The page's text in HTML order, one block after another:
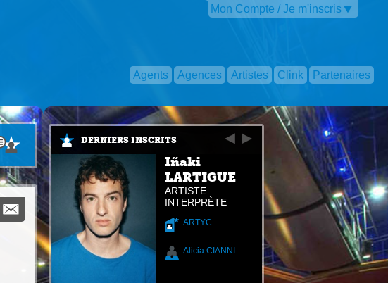
Mon Compte / Je m'inscris
Agents Agences Artistes Clink Partenaires
DERNIERS INSCRITS
Iñaki
LARTIGUE
ARTISTE
INTERPRÈTE
ARTYC
Alicia CIANNI